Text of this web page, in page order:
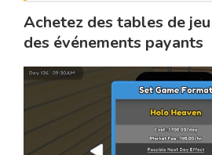
Achetez des tables de
des événements payants